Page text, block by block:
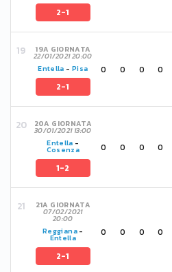
2-1
19A GIORNATA
22/01/2021 20:00
Entella - Pisa
2-1
0 0 0 0
20A GIORNATA
30/01/2021 13:00
Entella -
Cosenza
1-2
0 0 0 0
21A GIORNATA
07/02/2021
20:00
Reggiana-
Entella
2-1
0 0 0 0